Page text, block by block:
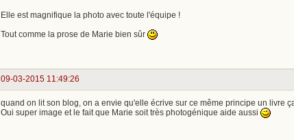
Elle est magnifique la photo avec toute l'équipe !
Tout comme la prose de Marie bien sûr
09-03-2015 11:49:26
quand on lit son blog, on a envie qu'elle écrive sur ce même principe un livre
Oui super image et le fait que Marie soit très photogénique aide aussi